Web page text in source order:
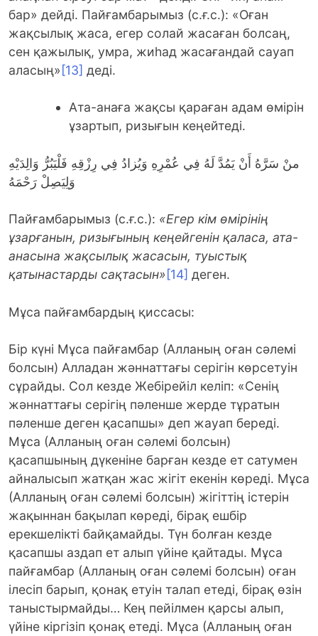
бар» дейді. Пайғамбарымыз (с.ғ.с.): «Оған
жақсылық жаса, егер солай жасаған болсаң,
сен қажылық, умра, жиһад жасағандай сауап
аласың» [13] деді.
Ата-анаға жақсы қараған адам өмірін
ұзартып, ризығын кеңейтеді.
منْ سَرَّهُ أَنْ يَمُدَّ لَهُ فِي عُمْرِهِ وَيُزادُ فِي رِزْقِهِ فَلْيَبُرُّ وَالِدَيْهِ
وَلِيَصِلْ رَحْمَهُ
Пайғамбарымыз (с.ғ.с.): «Егер кім өмірінің
ұзарғанын, ризығының кеңейгенін қаласа, ата-
анасына жақсылық жасасын, туыстық
қатынастарды сақтасын» [14] деген.
Мұса пайғамбардың қиссасы:
Бір күні Мұса пайғамбар (Алланың оған сәлемі
болсын) Алладан жәннаттағы серігін көрсетуін
сұрайды. Сол кезде Жебірейіл келіп: «Сенің
жәннаттағы серігің пәленше жерде тұратын
пәленше деген қасапшы» деп жауап береді.
Мұса (Алланың оған сәлемі болсын)
қасапшының дүкеніне барған кезде ет сатумен
айналысып жатқан жас жігіт екенін көреді. Мұса
(Алланың оған сәлемі болсын) жігіттің істерін
жақыннан бақылап көреді, бірақ ешбір
ерекшелікті байқамайды. Түн болған кезде
қасапшы аздап ет алып үйіне қайтады. Мұса
пайғамбар (Алланың оған сәлемі болсын) оған
ілесіп барып, қонақ етуін талап етеді, бірақ өзін
таныстырмайды… Кең пейілмен қарсы алып,
үйіне кіргізіп қонақ етеді. Мұса (Алланың оған